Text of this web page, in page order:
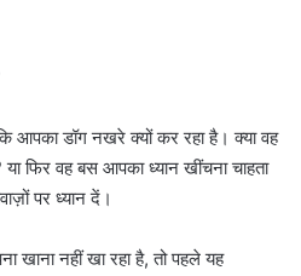
आपका डॉग नखरे क्यों कर रहा है। क्या वह
या फिर वह बस आपका ध्यान खींचना चाहता
पर ध्यान दें।
खाना नहीं खा रहा है, तो पहले यह